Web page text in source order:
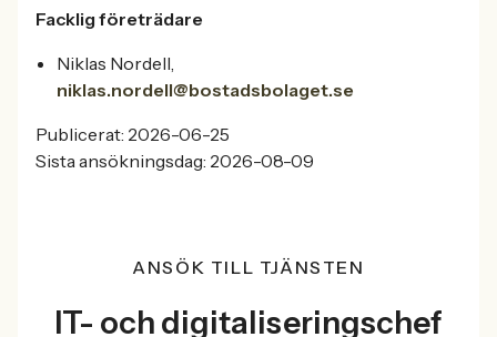
Facklig företrädare
Niklas Nordell,
niklas.nordell@bostadsbolaget.se
Publicerat: 2026-06-25
Sista ansökningsdag: 2026-08-09
ANSÖK TILL TJÄNSTEN
IT- och digitaliseringschef